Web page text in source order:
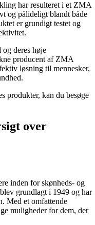
har resulteret i et ZMA
og pålideligt blandt både
er grundigt testet og
deres høje
producent af ZMA
løsning til mennesker,
produkter, kan du besøge
over
inden for skønheds- og
grundlagt i 1949 og har
Med et omfattende
muligheder for dem, der